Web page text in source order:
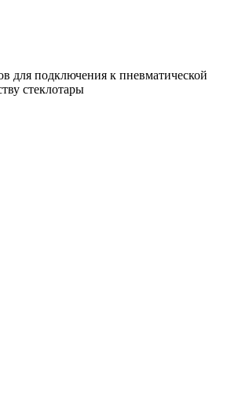
для подключения к пневматической
стеклотары